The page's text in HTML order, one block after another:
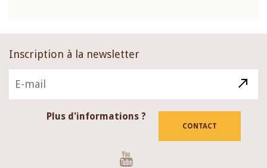
Inscription à la newsletter
Plus d'informations ?
CONTACT